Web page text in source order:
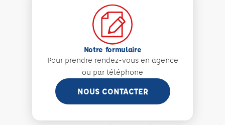
Notre formulaire
Pour prendre rendez-vous en agence
ou par téléphone
NOUS CONTACTER